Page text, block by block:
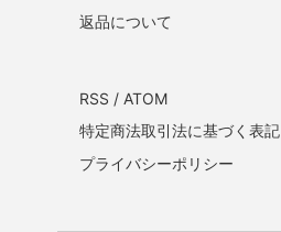
返品について
RSS / ATOM
特定商法取引法に基づく表記
プライバシーポリシー